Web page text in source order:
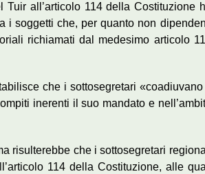
Tuir all’articolo 114 della Costituzione
i soggetti che, per quanto non
richiamati dal medesimo articolo
che i sottosegretari «coadiuvano
inerenti il suo mandato e
risulterebbe che i sottosegretari
114 della Costituzione, alle